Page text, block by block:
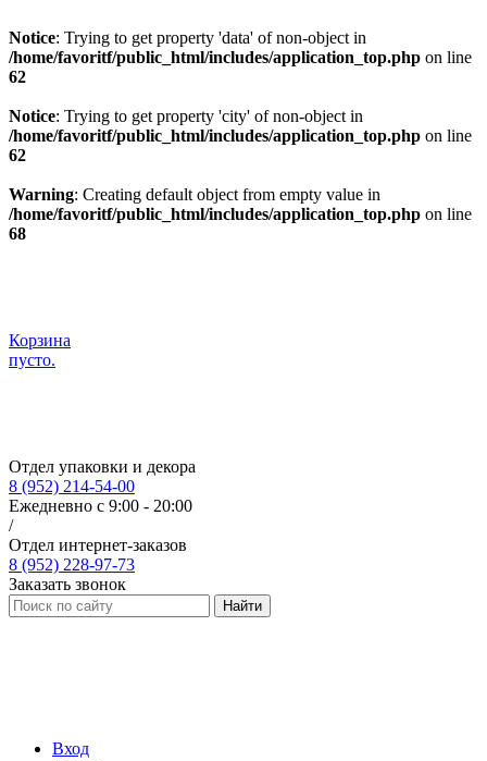
Notice: Trying to get property 'data' of non-object in
/home/favoritf/public_html/includes/application_top.php on line
62
Notice: Trying to get property 'city' of non-object in
/home/favoritf/public_html/includes/application_top.php on line
62
Warning: Creating default object from empty value in
/home/favoritf/public_html/includes/application_top.php on line
68
Корзина
пусто.
Отдел упаковки и декора
8 (952) 214-54-00
Ежедневно с 9:00 - 20:00
/
Отдел интернет-заказов
8 (952) 228-97-73
Заказать звонок
Найти
Вход